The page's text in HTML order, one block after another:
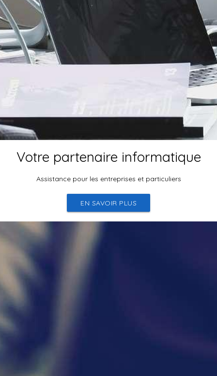
Votre partenaire informatique
Assistance pour les entreprises et particuliers
EN SAVOIR PLUS